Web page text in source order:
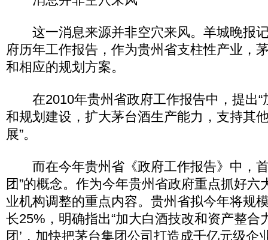
这一消息来源并非空穴来风。羊城晚报
府历年工作报告，作为贵州省支柱性产业，
和相应的规划方案。
在2010年贵州省政府工作报告中，提出“
和规划建设，扩大茅台酒生产能力，支持其
展”。
而在今年贵州省《政府工作报告》中，首
团”的概念。作为今年贵州省政府重点抓好六
业机构调整的重点内容。贵州省拟今年将规
长25%，明确指出“加大白酒技改和资产整合
团’，加快把茅台集团公司打造成千亿元级